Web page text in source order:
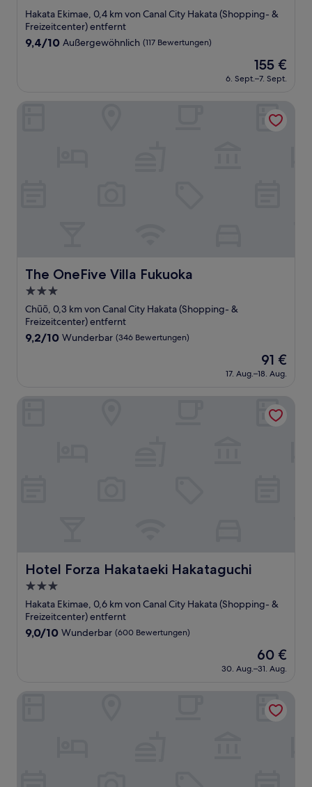
Sterne-
Unterkunft
Hakata Ekimae, 0,4 km von Canal City Hakata (Shopping- &
Freizeitcenter) entfernt
9.4
Bewertungen)
9,4/10 Außergewöhnlich (117 Bewertungen)
Der
Preis
beträgt
155 €
6. Sept.–7. Sept.
The OneFive Villa Fukuoka
The OneFive Villa Fukuoka
3.0-
Sterne-
Unterkunft
Chūō, 0,3 km von Canal City Hakata (Shopping- &
Freizeitcenter) entfernt
9.2
Bewertungen)
9,2/10 Wunderbar (346 Bewertungen)
Der
Preis
beträgt
91 €
17. Aug.–18. Aug.
Hotel Forza Hakataeki Hakataguchi
Hotel Forza Hakataeki Hakataguchi
3.0-
Sterne-
Unterkunft
Hakata Ekimae, 0,6 km von Canal City Hakata (Shopping- &
Freizeitcenter) entfernt
9.0
Bewertungen)
9,0/10 Wunderbar (600 Bewertungen)
Der
Preis
beträgt
60 €
30. Aug.–31. Aug.